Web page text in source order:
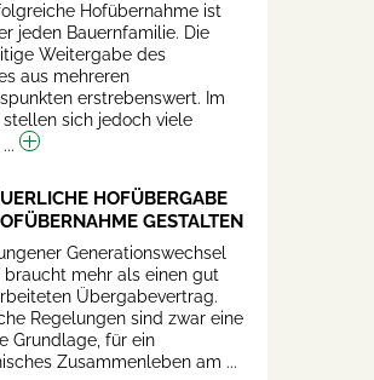
Hofübernahme ist
jeden Bauernfamilie. Die
Weitergabe des
aus mehreren
erstrebenswert. Im
sich jedoch viele
HOFÜBERGABE
GESTALTEN
Generationswechsel
braucht mehr als einen gut
Übergabevertrag.
Regelungen sind zwar eine
Grundlage, für ein
Zusammenleben am ...